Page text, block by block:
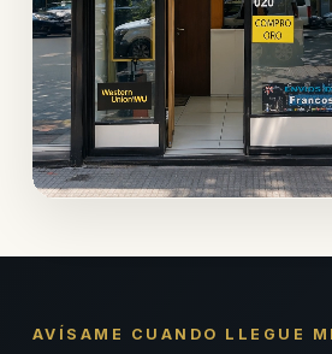
AVÍSAME CUANDO LLEGUE